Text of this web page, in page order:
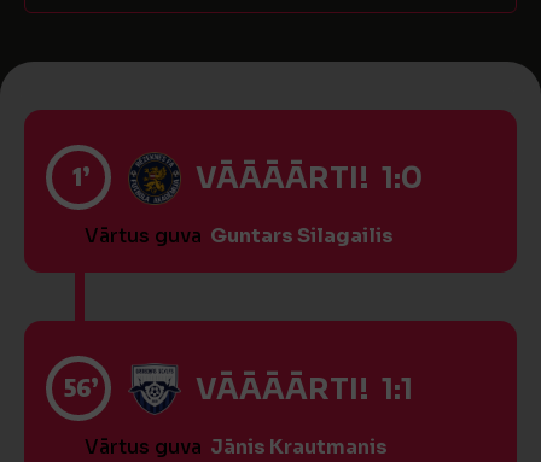
1’ VĀĀĀĀRTI! 1:0
Vārtus guva Guntars Silagailis
56’ VĀĀĀĀRTI! 1:1
Vārtus guva Jānis Krautmanis